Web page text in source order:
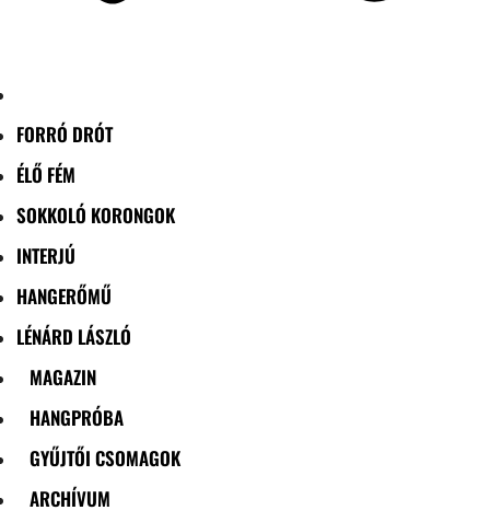
FORRÓ DRÓT
ÉLŐ FÉM
SOKKOLÓ KORONGOK
INTERJÚ
HANGERŐMŰ
LÉNÁRD LÁSZLÓ
MAGAZIN
HANGPRÓBA
GYŰJTŐI CSOMAGOK
ARCHÍVUM